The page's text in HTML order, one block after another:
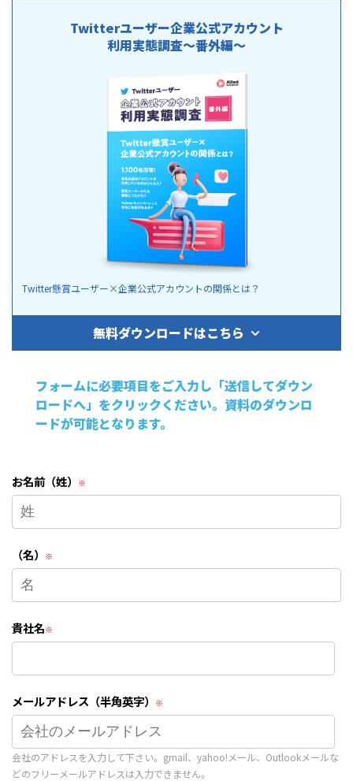
Twitterユーザー企業公式アカウント
利用実態調査～番外編～
Twitter懸賞ユーザー×企業公式アカウントの関係とは？
無料ダウンロードはこちら
フォームに必要項目をご入力し 「送信してダウン
ロードへ」をクリックください。 資料のダウンロ
ードが可能となります。
お名前（姓）
（名）
貴社名
メールアドレス（半角英字）
会社のアドレスを入力して下さい。gmail、yahoo!メール、Outlookメールな
どのフリーメールアドレスは入力できません。